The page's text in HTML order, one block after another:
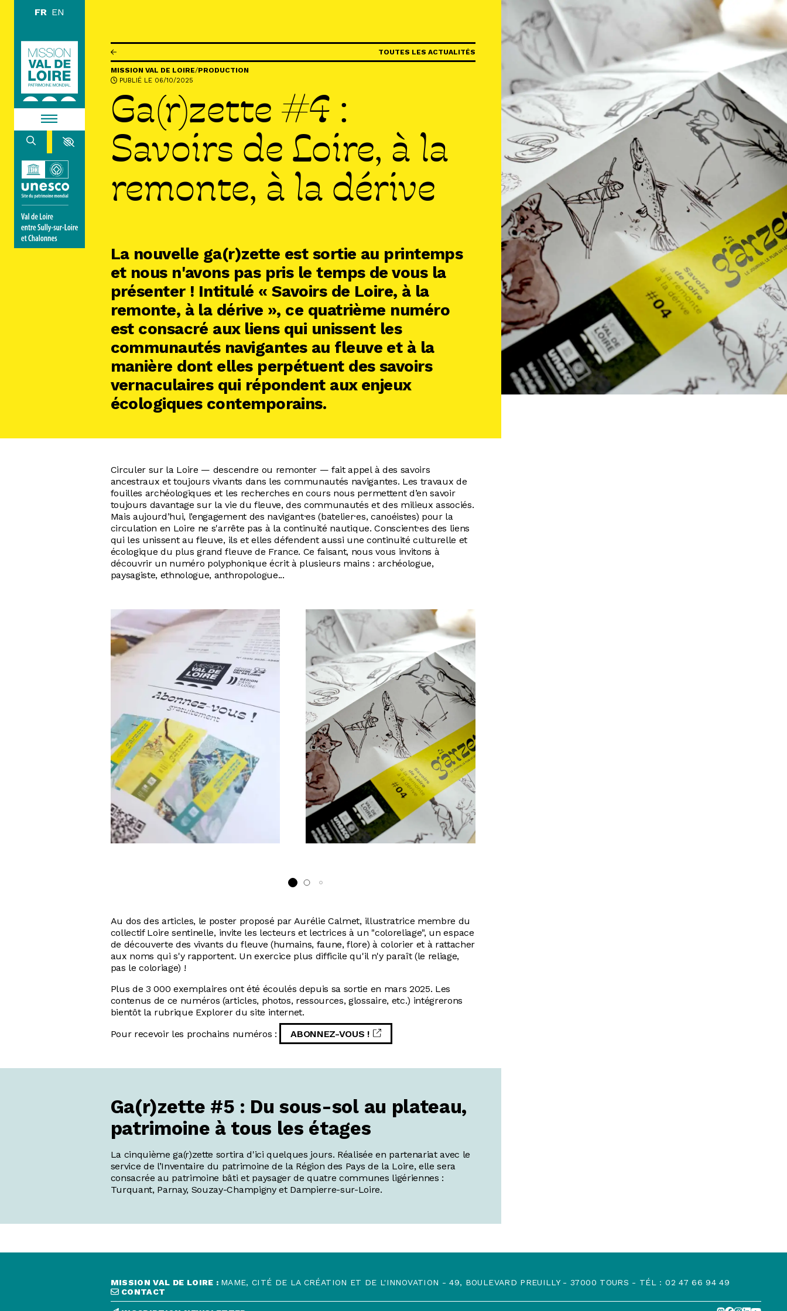
TOUTES LES ACTUALITÉS
MISSION VAL DE LOIRE/PRODUCTION
PUBLIÉ LE 06/10/2025
Ga(r)zette #4 :
Savoirs de Loire, à la
remonte, à la dérive
La nouvelle ga(r)zette est sortie au printemps
et nous n'avons pas pris le temps de vous la
présenter ! Intitulé « Savoirs de Loire, à la
remonte, à la dérive », ce quatrième numéro
est consacré aux liens qui unissent les
communautés navigantes au fleuve et à la
manière dont elles perpétuent des savoirs
vernaculaires qui répondent aux enjeux
écologiques contemporains.
Circuler sur la Loire — descendre ou remonter — fait appel à des savoirs
ancestraux et toujours vivants dans les communautés navigantes. Les travaux de
fouilles archéologiques et les recherches en cours nous permettent d’en savoir
toujours davantage sur la vie du fleuve, des communautés et des milieux associés.
Mais aujourd’hui, l’engagement des navigant·es (batelier·es, canoéistes) pour la
circulation en Loire ne s'arrête pas à la continuité nautique. Conscient·es des liens
qui les unissent au fleuve, ils et elles défendent aussi une continuité culturelle et
écologique du plus grand fleuve de France. Ce faisant, nous vous invitons à
découvrir un numéro polyphonique écrit à plusieurs mains : archéologue,
paysagiste, ethnologue, anthropologue...
Au dos des articles, le poster proposé par Aurélie Calmet, illustratrice membre du
collectif Loire sentinelle, invite les lecteurs et lectrices à un "coloreliage", un espace
de découverte des vivants du fleuve (humains, faune, flore) à colorier et à rattacher
aux noms qui s'y rapportent. Un exercice plus difficile qu'il n'y paraît (le reliage,
pas le coloriage) !
Plus de 3 000 exemplaires ont été écoulés depuis sa sortie en mars 2025. Les
contenus de ce numéros (articles, photos, ressources, glossaire, etc.) intégrerons
bientôt la rubrique Explorer du site internet.
Pour recevoir les prochains numéros :
ABONNEZ-VOUS !
Ga(r)zette #5 : Du sous-sol au plateau,
patrimoine à tous les étages
La cinquième ga(r)zette sortira d'ici quelques jours. Réalisée en partenariat avec le
service de l’Inventaire du patrimoine de la Région des Pays de la Loire, elle sera
consacrée au patrimoine bâti et paysager de quatre communes ligériennes :
Turquant, Parnay, Souzay-Champigny et Dampierre-sur-L­oire.
MISSION VAL DE LOIRE : MAME, CITÉ DE LA CRÉATION ET DE L'INNOVATION - 49, BOULEVARD PREUILLY - 37000 TOURS - TÉL : 02 47 66 94 49
CONTACT
DÉCOUVRIR
EXPLORER
ARPENTER
HABITER
G
La Garzette
Le journal le plus lu les pieds dans
l'eau. Abonnez-vous !
N
La Newsletter
Les dernières nouvelles du Val de
Loire patrimoine mondial délivrées
directement dans votre boîte mail.